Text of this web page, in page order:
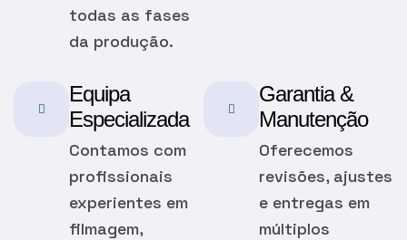
todas as fases
da produção.
Equipa
Especializada
Contamos com
profissionais
experientes em
filmagem,
Garantia &
Manutenção
Oferecemos
revisões, ajustes
e entregas em
múltiplos